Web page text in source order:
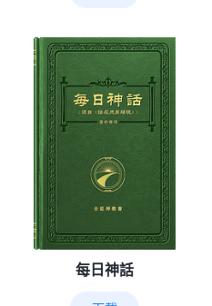
每日神話